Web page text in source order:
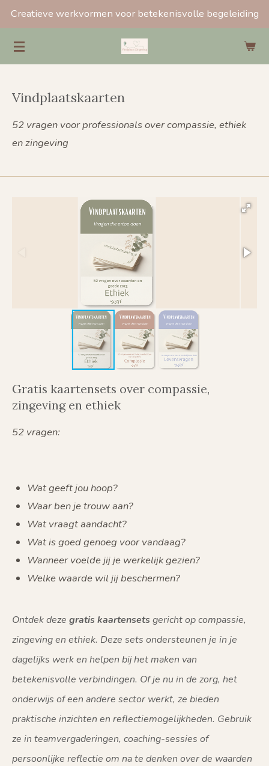
Ga
direct
naar
de
Creatieve werkvormen voor betekenisvolle begeleiding
Vindplaatskaarten
52 vragen voor professionals over compassie, ethiek
en zingeving
Gratis kaartensets over compassie,
zingeving en ethiek
52 vragen:
Wat geeft jou hoop?
Waar ben je trouw aan?
Wat vraagt aandacht?
Wat is goed genoeg voor vandaag?
Wanneer voelde jij je werkelijk gezien?
Welke waarde wil jij beschermen?
Ontdek deze gratis kaartensetsgericht opcompassie,
zingevingen ethiek. Deze sets ondersteunen je in je
dagelijks werk en helpen bij het maken van
betekenisvolle verbindingen. Of je nu in de zorg, het
onderwijs of een andere sector werkt, ze bieden
praktische inzichten en reflectiemogelijkheden. Gebruik
ze in teamvergaderingen, coaching-sessies of
persoonlijke reflectie om na te denken over de waarden